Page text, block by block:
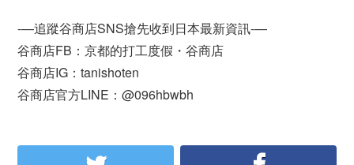
-—追蹤谷商店SNS搶先收到日本最新資訊-—
谷商店FB：京都的打工度假・谷商店
谷商店IG：tanishoten
谷商店官方LINE：@096hbwbh